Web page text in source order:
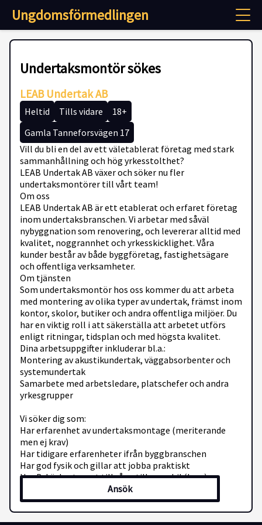
Ungdomsförmedlingen
Undertaksmontör sökes
LEAB Undertak AB
Heltid Tills vidare
18+
Gamla Tanneforsvägen 17
Vill du bli en del av ett väletablerat företag med stark
sammanhållning och hög yrkesstolthet?
LEAB Undertak AB växer och söker nu fler
undertaksmontörer till vårt team!
Om oss
LEAB Undertak AB är ett etablerat och erfaret företag
inom undertaksbranschen. Vi arbetar med såväl
nybyggnation som renovering, och levererar alltid med
kvalitet, noggrannhet och yrkesskicklighet. Våra
kunder består av både byggföretag, fastighetsägare
och offentliga verksamheter.
Om tjänsten
Som undertaksmontör hos oss kommer du att arbeta
med montering av olika typer av undertak, främst inom
kontor, skolor, butiker och andra offentliga miljöer. Du
har en viktig roll i att säkerställa att arbetet utförs
enligt ritningar, tidsplan och med högsta kvalitet.
Dina arbetsuppgifter inkluderar bl.a.:
Montering av akustikundertak, väggabsorbenter och
systemundertak
Samarbete med arbetsledare, platschefer och andra
yrkesgrupper
Vi söker dig som:
Har erfarenhet av undertaksmontage (meriterande
men ej krav)
Har tidigare erfarenheter ifrån byggbranschen
Har god fysik och gillar att jobba praktiskt
Har B-körkort samt tillgång till egen bil (krav)
Är en lagspelare men kan också arbeta självständigt
Vi erbjuder dig:
Ansök